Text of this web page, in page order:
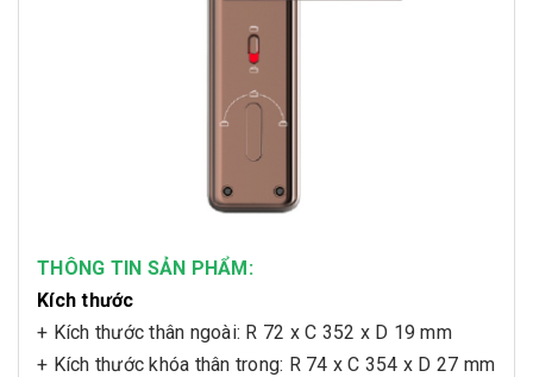
THÔNG TIN SẢN PHẨM:
Kích thước
+ Kích thước thân ngoài: R 72 x C 352 x D 19 mm
+ Kích thước khóa thân trong: R 74 x C 354 x D 27 mm